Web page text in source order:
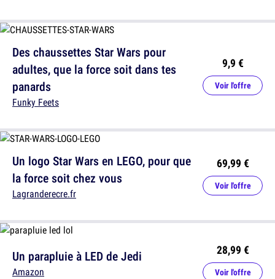
Des chaussettes Star Wars pour
adultes, que la force soit dans tes
panards
Funky Feets
9,9 €
Voir l'offre
Un parapluie à LED de Jedi
Amazon
28,99 €
Voir l'offre
Un logo Star Wars en LEGO, pour que
la force soit chez vous
Lagranderecre.fr
69,99 €
Voir l'offre